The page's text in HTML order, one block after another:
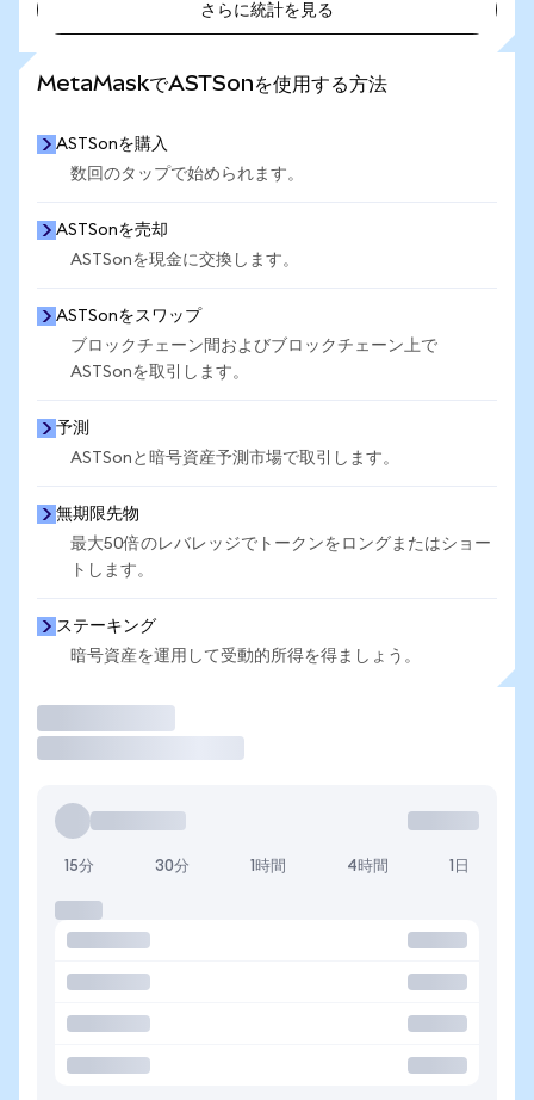
さらに統計を見る
MetaMaskでASTSonを使用する方法
ASTSonを購入
数回のタップで始められます。
ASTSonを売却
ASTSonを現金に交換します。
ASTSonをスワップ
ブロックチェーン間およびブロックチェーン上で
ASTSonを取引します。
予測
ASTSonと暗号資産予測市場で取引します。
無期限先物
最大50倍のレバレッジでトークンをロングまたはショー
トします。
ステーキング
暗号資産を運用して受動的所得を得ましょう。
15分 30分 1時間 4時間 1日